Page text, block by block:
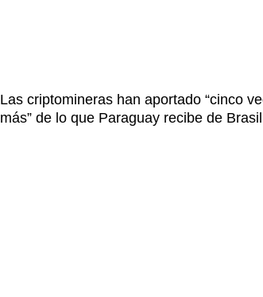
Las criptomineras han aportado “cinco
más” de lo que Paraguay recibe de Brasil